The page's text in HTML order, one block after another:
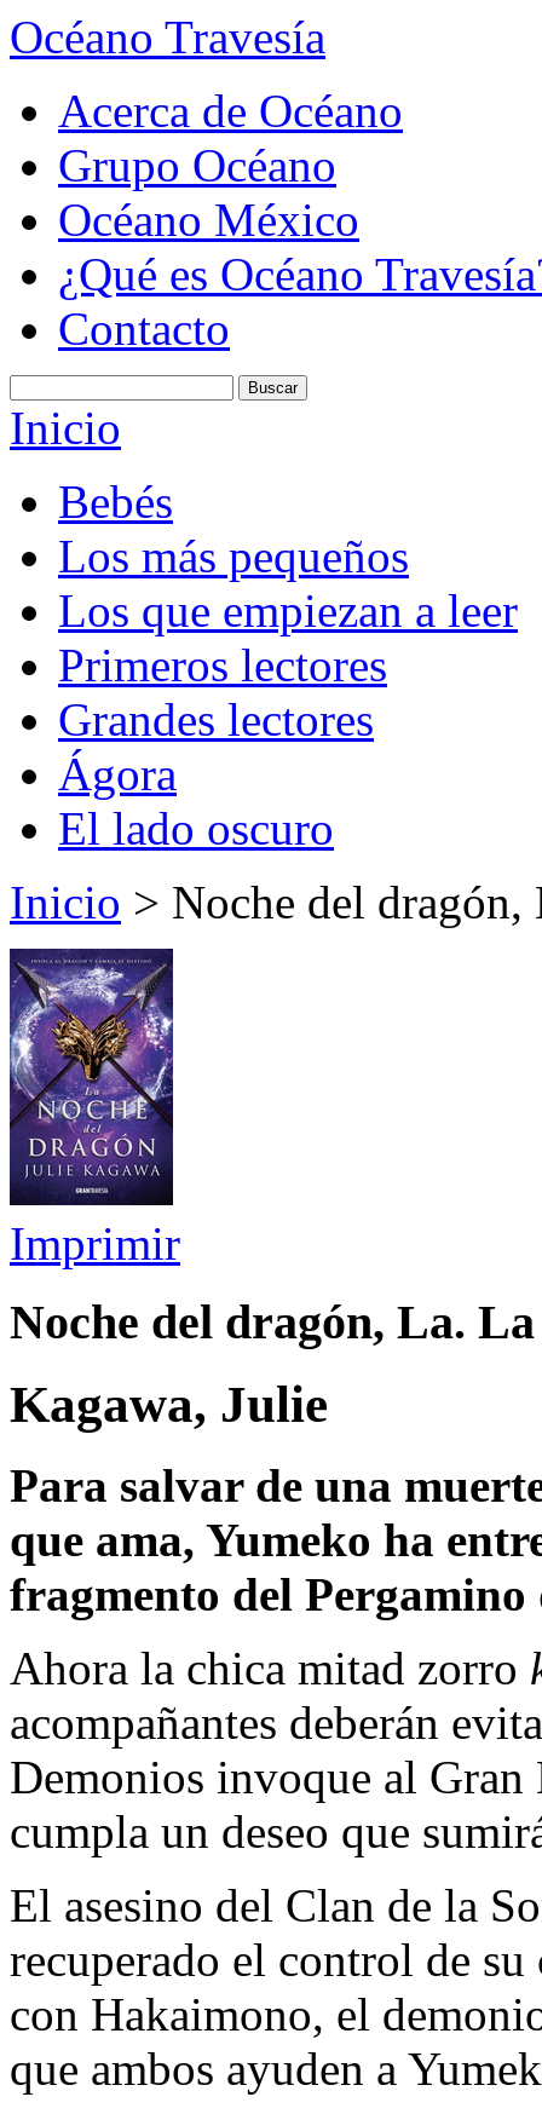
Océano Travesía
Acerca de Océano
Grupo Océano
Océano México
¿Qué es Océano
Contacto
Inicio
Bebés
Los más pequeños
Los que empiezan a leer
Primeros lectores
Grandes lectores
Ágora
El lado oscuro
Inicio > Noche del
Imprimir
Noche del dragón, La.
Kagawa, Julie
Para salvar de una
que ama, Yumeko ha
fragmento del
Ahora la chica mitad zorro
acompañantes deberán
Demonios invoque al Gran
cumpla un deseo que
El asesino del Clan de la
recuperado el control de
con Hakaimono, el
que ambos ayuden a